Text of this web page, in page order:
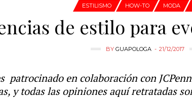
ESTILISMO HOW-TO MODA
de estilo para
BYGUAPOLOGA 21/12/2017
patrocinado en colaboración con
ytodas las opiniones aquí retratadas